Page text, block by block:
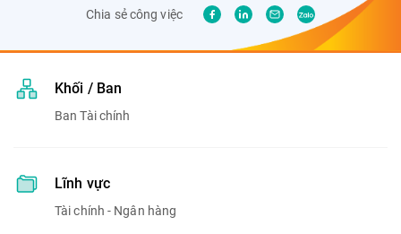
Chia sẻ công việc
Khối / Ban
Ban Tài chính
Lĩnh vực
Tài chính - Ngân hàng